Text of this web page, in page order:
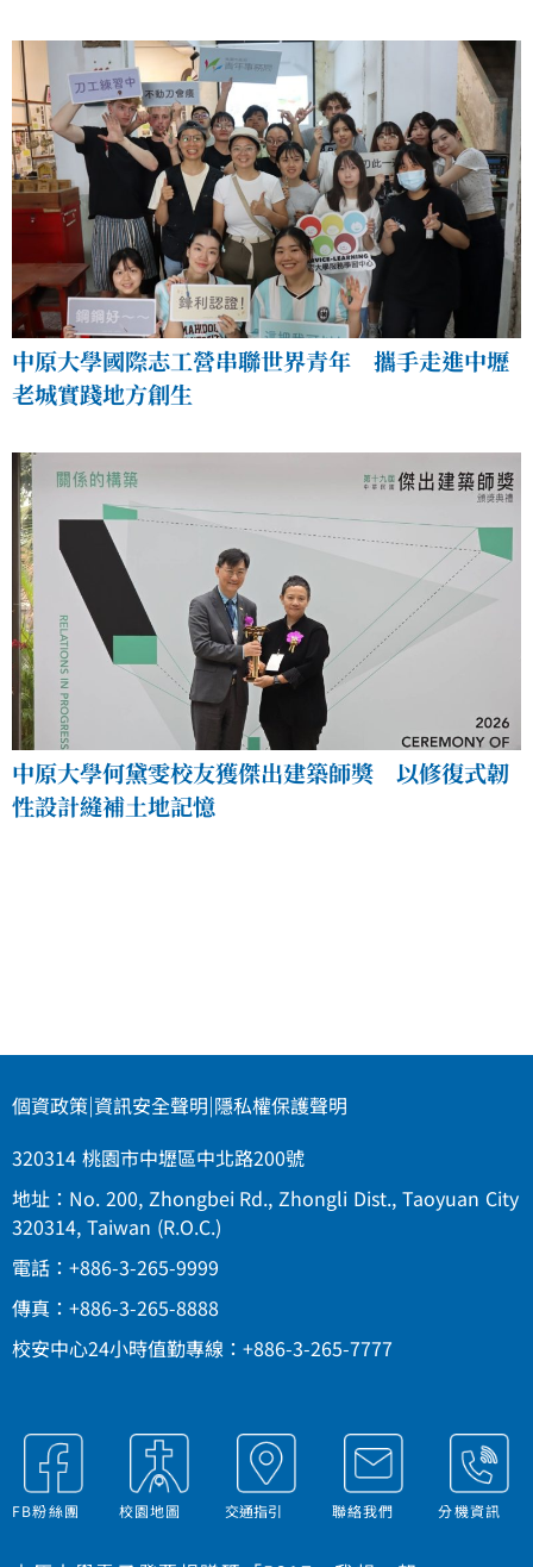
中原大學國際志工營串聯世界青年 攜手走進中壢
老城實踐地方創生
中原大學何黛雯校友獲傑出建築師獎 以修復式韌
性設計縫補土地記憶
個資政策|資訊安全聲明|隱私權保護聲明
320314 桃園市中壢區中北路200號
地址：No. 200, Zhongbei Rd., Zhongli Dist., Taoyuan City
320314, Taiwan (R.O.C.)
電話：+886-3-265-9999
傳真：+886-3-265-8888
校安中心24小時值勤專線：+886-3-265-7777
FB粉絲團 校園地圖 交通指引 聯絡我們 分機資訊